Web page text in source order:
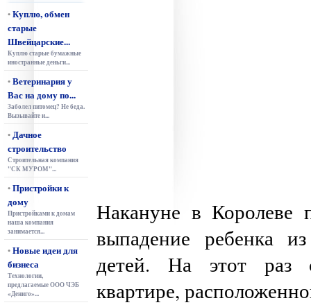
•Куплю, обмен
старые
Швейцарские...
Куплю старые бумажные
иностранные деньги...
•Ветеринария у
Вас на дому по...
Заболел питомец? Не беда.
Вызывайте и...
•Дачное
строительство
Строительная компания
"СК МУРОМ"...
•Пристройки к
дому
Пристройками к домам
наша компания
занимается...
•Новые идеи для
бизнеса
Технологии,
предлагаемые ООО ЧЭБ
«Дениго»...
Накануне в Королеве
выпадение ребенка
детей. На этот раз
квартире,